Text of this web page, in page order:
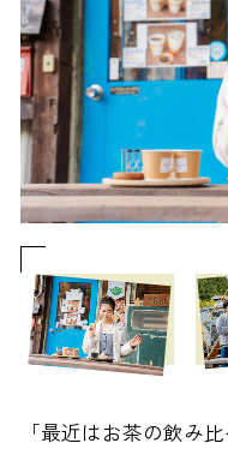
「最近はお茶の飲み